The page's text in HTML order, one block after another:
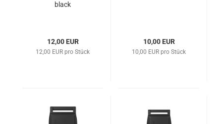
black
12,00 EUR
12,00 EUR pro Stück
10,00 EUR
10,00 EUR pro Stück